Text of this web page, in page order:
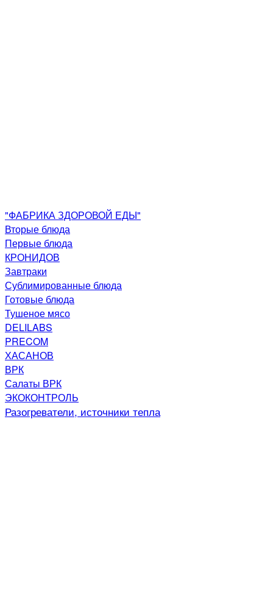
"ФАБРИКА ЗДОРОВОЙ ЕДЫ"
Вторые блюда
Первые блюда
КРОНИДОВ
Завтраки
Сублимированные блюда
Готовые блюда
Тушеное мясо
DELILABS
PRECOM
ХАСАНОВ
ВРК
Салаты ВРК
ЭКОКОНТРОЛЬ
Разогреватели, источники тепла